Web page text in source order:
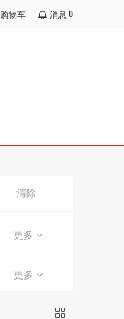
购物车 消息 0
清除
更多
更多